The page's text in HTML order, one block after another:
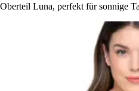
Oberteil Luna, perfekt für sonnige